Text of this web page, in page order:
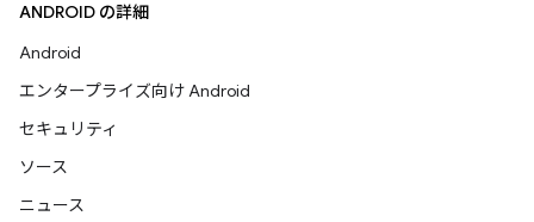
ANDROID の詳細
Android
エンタープライズ向け Android
セキュリティ
ソース
ニュース